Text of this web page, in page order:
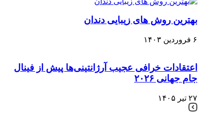
بهترین روش های زیبایی دندان
۶ فروردین ۱۴۰۳
اعتقادات خرافی عجیب آرژانتینی‌ها پیش از فینال
جام جهانی ۲۰۲۶
۲۷ تیر ۱۴۰۵